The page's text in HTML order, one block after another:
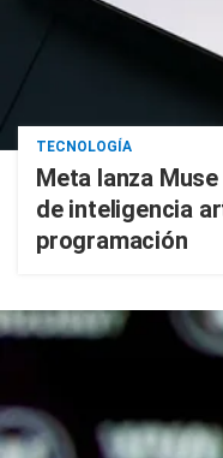
TECNOLOGÍA
Meta lanza
de inteligencia
programación